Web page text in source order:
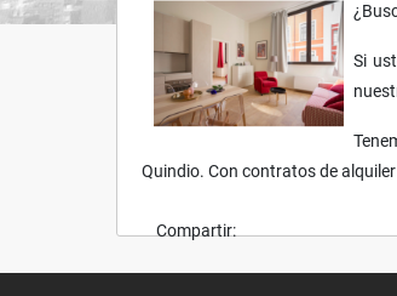
Si
Quindio. Con contratos de
Compartir: